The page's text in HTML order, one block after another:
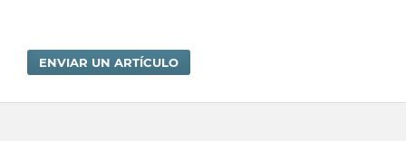
ENVIAR UN ARTÍCULO